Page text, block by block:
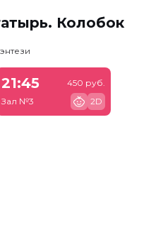
Колобок
21:45
Зал №3
450 руб.
2D